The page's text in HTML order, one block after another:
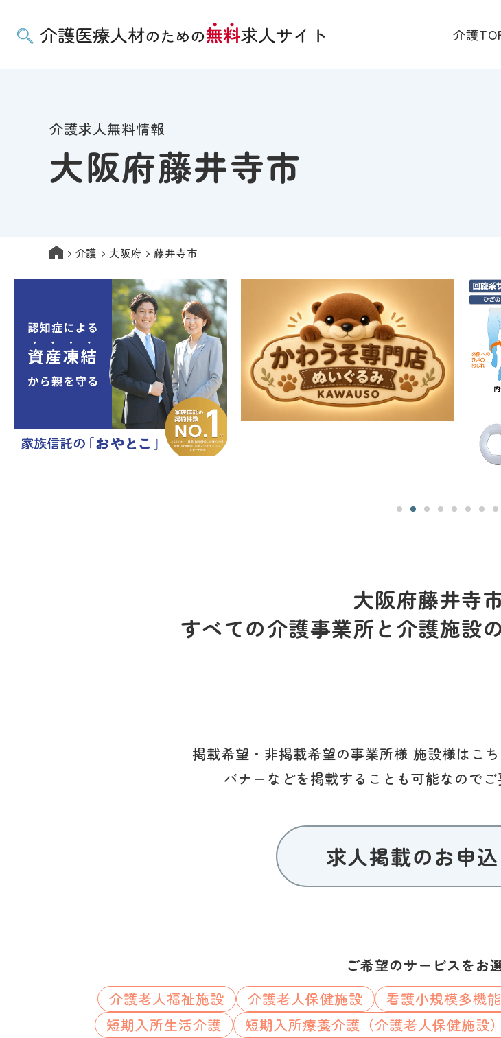
介護
介護求人無料情報
大阪府藤井寺市
介護 大阪府 藤井寺市
大阪府藤井寺
すべての介護事業所と介護施設
掲載希望・非掲載希望の事業所様 施設様はこ
バナーなどを掲載することも可能なのでご
求人掲載のお申
ご希望のサービスをお
介護老人福祉施設
介護老人保健施設 看護小規模多機
短期入所生活介護
短期入所療養介護（介護老人保健施設）